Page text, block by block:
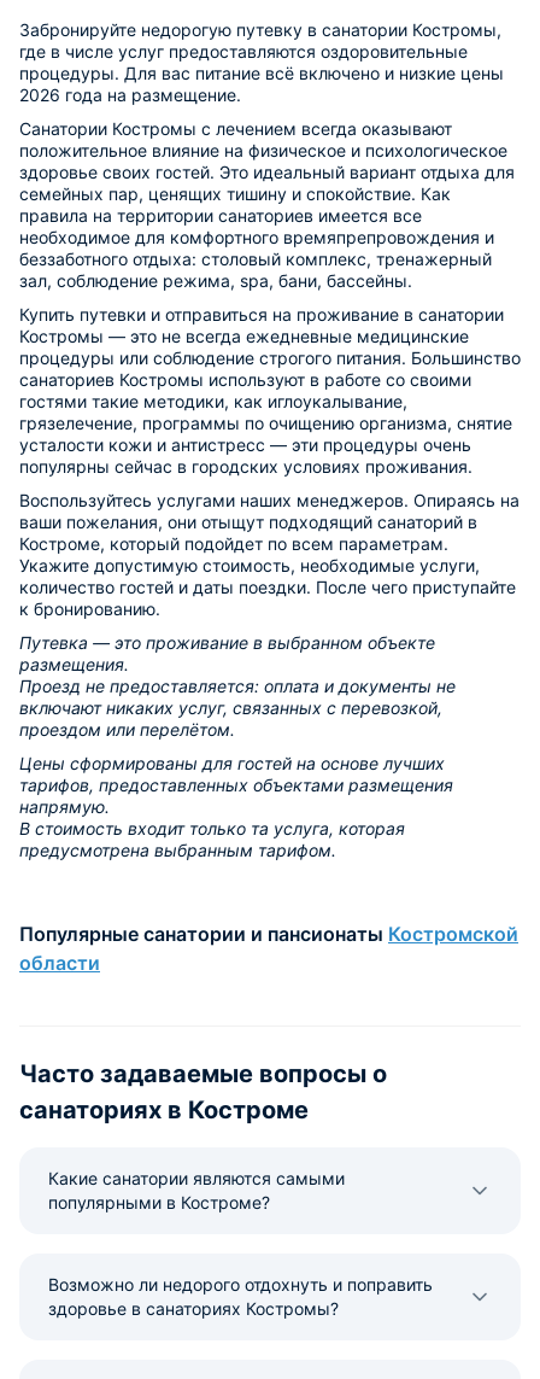
Забронируйте недорогую путевку в санатории Костромы,
где в числе услуг предоставляются оздоровительные
процедуры. Для вас питание всё включено и низкие цены
2026 года на размещение.
Санатории Костромы с лечением всегда оказывают
положительное влияние на физическое и психологическое
здоровье своих гостей. Это идеальный вариант отдыха для
семейных пар, ценящих тишину и спокойствие. Как
правила на территории санаториев имеется все
необходимое для комфортного времяпрепровождения и
беззаботного отдыха: столовый комплекс, тренажерный
зал, соблюдение режима, spa, бани, бассейны.
Купить путевки и отправиться на проживание в санатории
Костромы — это не всегда ежедневные медицинские
процедуры или соблюдение строгого питания. Большинство
санаториев Костромы используют в работе со своими
гостями такие методики, как иглоукалывание,
грязелечение, программы по очищению организма, снятие
усталости кожи и антистресс — эти процедуры очень
популярны сейчас в городских условиях проживания.
Воспользуйтесь услугами наших менеджеров. Опираясь на
ваши пожелания, они отыщут подходящий санаторий в
Костроме, который подойдет по всем параметрам.
Укажите допустимую стоимость, необходимые услуги,
количество гостей и даты поездки. После чего приступайте
к бронированию.
Путевка — это проживание в выбранном объекте
размещения.
Проезд не предоставляется: оплата и документы не
включают никаких услуг, связанных с перевозкой,
проездом или перелётом.
Цены сформированы для гостей на основе лучших
тарифов, предоставленных объектами размещения
напрямую.
В стоимость входит только та услуга, которая
предусмотрена выбранным тарифом.
Популярные санатории и пансионаты Костромской
области
Часто задаваемые вопросы о
санаториях в Костроме
Какие санатории являются самыми
популярными в Костроме?
Возможно ли недорого отдохнуть и поправить
здоровье в санаториях Костромы?